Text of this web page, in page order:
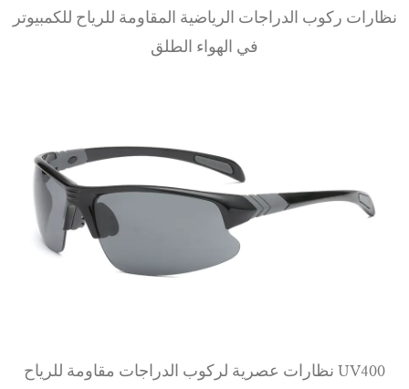
نظارات ركوب الدراجات الرياضية المقاومة للرياح للكمبيوتر
في الهواء الطلق
نظارات عصرية لركوب الدراجات مقاومة للرياح UV400
عرض المزيد